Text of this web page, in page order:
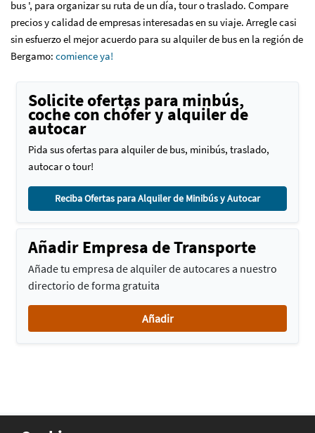
bus ', para organizar su ruta de un día, tour o traslado. Compare
precios y calidad de empresas interesadas en su viaje. Arregle casi
sin esfuerzo el mejor acuerdo para su alquiler de bus en la región de
Bergamo: comience ya!
Solicite ofertas para minbús,
coche con chófer y alquiler de
autocar
Pida sus ofertas para alquiler de bus, minibús, traslado,
autocar o tour!
Reciba Ofertas para Alquiler de Minibús y Autocar
Añadir Empresa de Transporte
Añade tu empresa de alquiler de autocares a nuestro
directorio de forma gratuita
Añadir